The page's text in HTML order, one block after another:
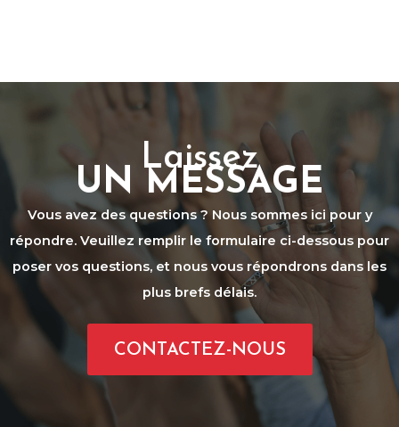
Laissez
UN MESSAGE
Vous avez des questions ? Nous sommes ici pour y
répondre. Veuillez remplir le formulaire ci-dessous pour
poser vos questions, et nous vous répondrons dans les
plus brefs délais.
CONTACTEZ-NOUS